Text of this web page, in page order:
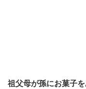
祖父母が孫にお菓子